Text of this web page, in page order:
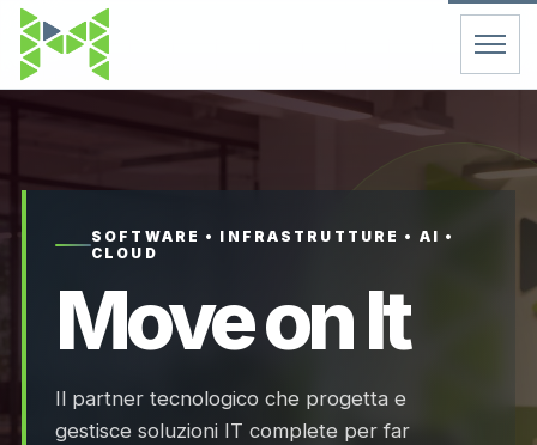
Servizi
Chi Siamo
Contatti
FAQ
SOFTWARE • INFRASTRUTTURE • AI •
CLOUD
Move on It
Il partner tecnologico che progetta e
gestisce soluzioni IT complete per far